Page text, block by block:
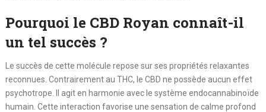
Pourquoi le CBD Royan connaît-il
un tel succès ?
Le succès de cette molécule repose sur ses propriétés relaxantes
reconnues. Contrairement au THC, le CBD ne possède aucun effet
psychotrope. Il agit en harmonie avec le système endocannabinoïde
humain. Cette interaction favorise une sensation de calme profond